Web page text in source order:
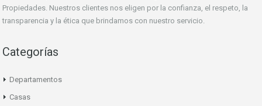
Propiedades. Nuestros clientes nos eligen por la confianza, el respeto, la
transparencia y la ética que brindamos con nuestro servicio.
Categorías
Departamentos
Casas